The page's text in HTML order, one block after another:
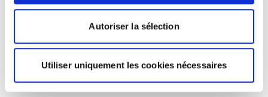
Autoriser la sélection
Utiliser uniquement les cookies nécessaires